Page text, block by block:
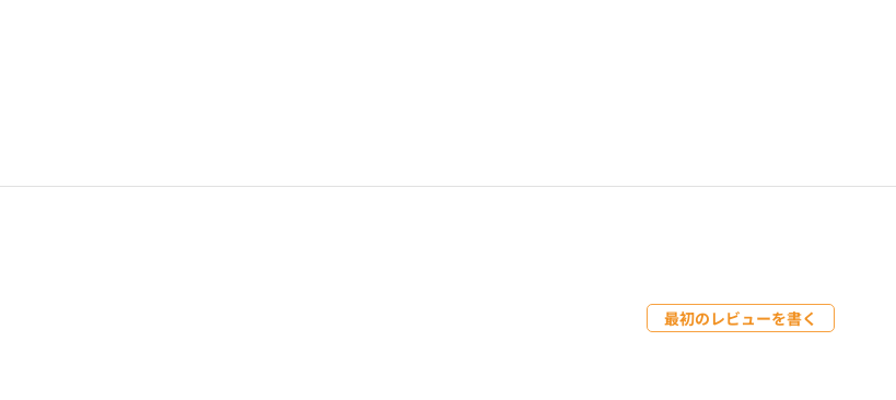
最初のレビューを書く